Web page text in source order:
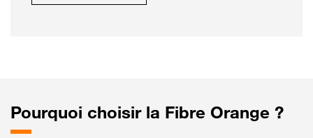
Pourquoi choisir la Fibre Orange ?